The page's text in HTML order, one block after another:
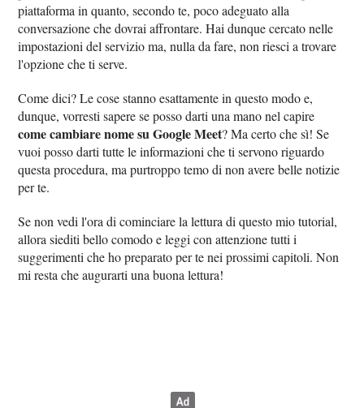
piattaforma in quanto, secondo te, poco adeguato alla
conversazione che dovrai affrontare. Hai dunque cercato nelle
impostazioni del servizio ma, nulla da fare, non riesci a trovare
l'opzione che ti serve.
Come dici? Le cose stanno esattamente in questo modo e,
dunque, vorresti sapere se posso darti una mano nel capire
come cambiare nome su Google Meet? Ma certo che sì! Se
vuoi posso darti tutte le informazioni che ti servono riguardo
questa procedura, ma purtroppo temo di non avere belle notizie
per te.
Se non vedi l'ora di cominciare la lettura di questo mio tutorial,
allora siediti bello comodo e leggi con attenzione tutti i
suggerimenti che ho preparato per te nei prossimi capitoli. Non
mi resta che augurarti una buona lettura!